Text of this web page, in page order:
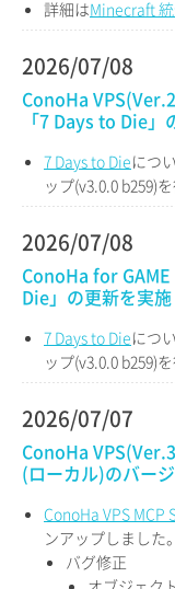
詳細はMinecraft
2026/07/08
ConoHa
「7 Days to Die
7 Days to Dieにつ
ップ(v3.0.0 b259)
2026/07/08
ConoHa for
Die」の更新を実施
7 Days to Dieにつ
ップ(v3.0.0 b259)
2026/07/07
ConoHa
(ローカル)のバー
ConoHa VPS MCP
ンアップしました。
バグ修正